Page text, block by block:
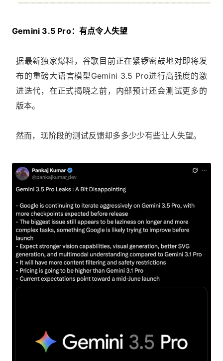
Gemini 3.5 Pro：有点令人失望
据最新独家爆料，谷歌目前正在紧锣密鼓地对即将发
布的重磅大语言模型Gemini 3.5 Pro进行高强度的激
进迭代，在正式揭晓之前，内部预计还会测试更多的
版本。
然而，现阶段的测试反馈却多多少少有些让人失望。